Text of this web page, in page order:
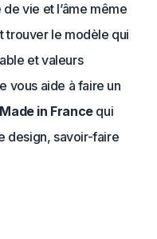
vie et l’âme même
trouver le modèle qui
et valeurs
vous aide à faire un
Made in Francequi
design, savoir-faire